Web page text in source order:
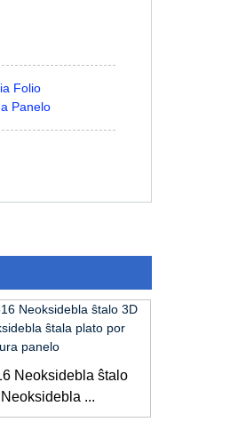
Folio
Panelo
Neoksidebla ŝtalo
...